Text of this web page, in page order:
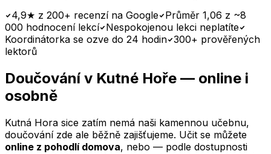
4,9★ z 200+ recenzí na Google Průměr 1,06 z ~8
000 hodnocení lekcí Nespokojenou lekci neplatíte
Koordinátorka se ozve do 24 hodin 300+ prověřených
lektorů
Doučovánív Kutné Hoře — online i
osobně
Kutná Hora sice zatím nemá naši kamennou učebnu,
doučování zde ale běžně zajišťujeme. Učit se můžete
online z pohodlí domova, nebo — podle dostupnosti